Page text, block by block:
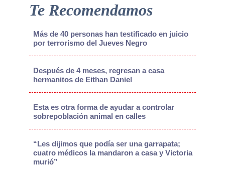
Te Recomendamos
Más de 40 personas han testificado en juicio
por terrorismo del Jueves Negro
Después de 4 meses, regresan a casa
hermanitos de Eithan Daniel
Esta es otra forma de ayudar a controlar
sobrepoblación animal en calles
“Les dijimos que podía ser una garrapata;
cuatro médicos la mandaron a casa y Victoria
murió”